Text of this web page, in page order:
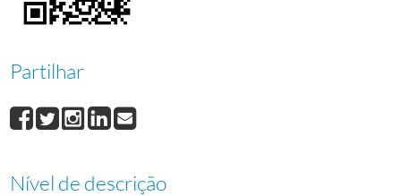
000009Romeu Batista Pissarra
(...)
Partilhar
Nível de descrição